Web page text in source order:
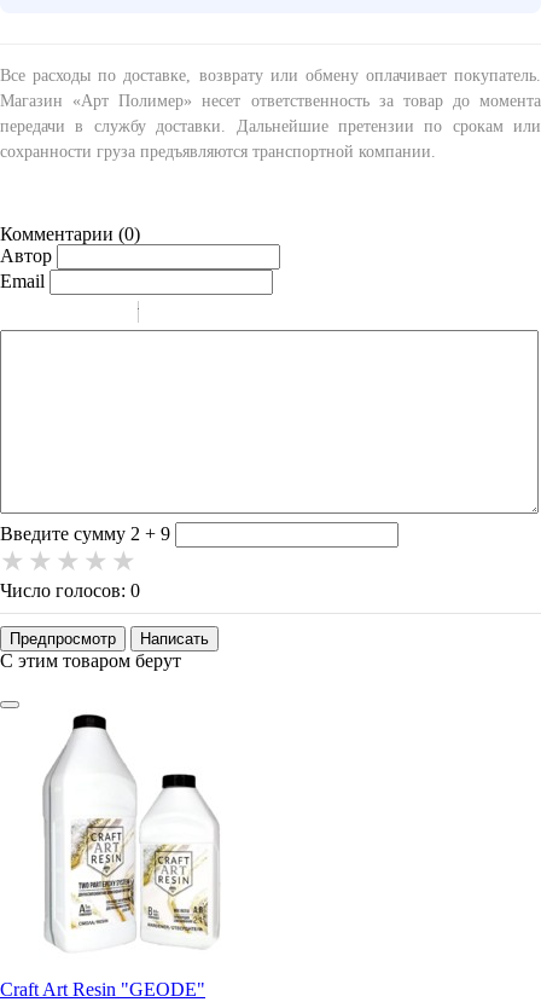
Все расходы по доставке, возврату или обмену оплачивает покупатель.
Магазин «Арт Полимер» несет ответственность за товар до момента
передачи в службу доставки. Дальнейшие претензии по срокам или
сохранности груза предъявляются транспортной компании.
Комментарии (0)
Автор
Email
-
-
-
Введите сумму 2 + 9
Число голосов: 0
Предпросмотр Написать
С этим товаром берут
Craft Art Resin "GEODE"